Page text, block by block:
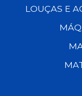
LOUÇAS E